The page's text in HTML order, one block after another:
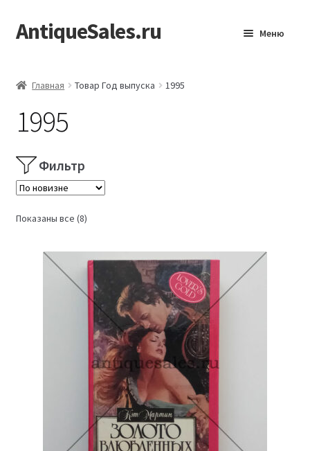
Перейти
к
Перейти
к
AntiqueSales.ru Меню
Главная Товар Год выпуска 1995
1995
Фильтр
Показаны все (8)Сортировка: